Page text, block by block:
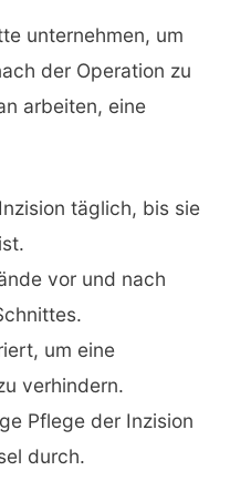
unternehmen, um
der Operation zu
arbeiten, eine
täglich, bis sie
vor und nach
um eine
verhindern.
Pflege der Inzision
durch.